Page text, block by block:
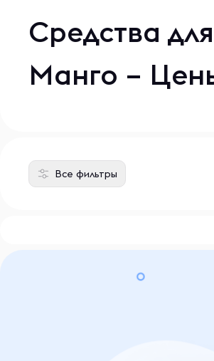
Средства
Манго –
Все фильтры